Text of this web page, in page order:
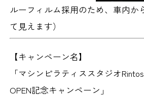
ルーフィルム採用のため、車内か
て見えます）
【キャンペーン名】
「マシンピラティススタジオ
OPEN記念キャンペーン」